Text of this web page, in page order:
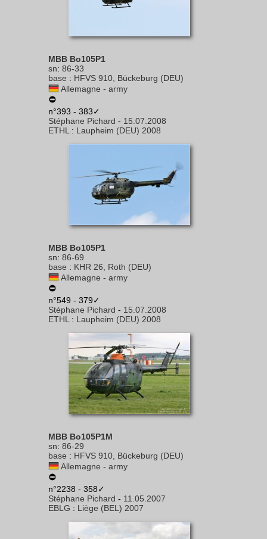
MBB Bo105P1
sn: 86-33
base : HFVS 910, Bückeburg (DEU)
Allemagne - army
n°393 - 383✓
Stéphane Pichard - 15.07.2008
ETHL : Laupheim (DEU) 2008
MBB Bo105P1
sn: 86-69
base : KHR 26, Roth (DEU)
Allemagne - army
n°549 - 379✓
Stéphane Pichard - 15.07.2008
ETHL : Laupheim (DEU) 2008
MBB Bo105P1M
sn: 86-29
base : HFVS 910, Bückeburg (DEU)
Allemagne - army
n°2238 - 358✓
Stéphane Pichard - 11.05.2007
EBLG : Liège (BEL) 2007